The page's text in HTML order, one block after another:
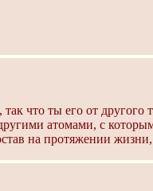
что ты его от
атомами, с
на протяжении жизни,